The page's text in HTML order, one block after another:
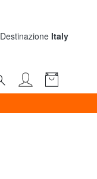
Destinazione Italy